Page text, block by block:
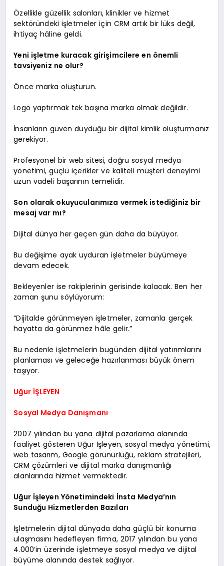
Özellikle güzellik salonları, klinikler ve hizmet
sektöründeki işletmeler için CRM artık bir lüks değil,
ihtiyaç hâline geldi.
Yeni işletme kuracak girişimcilere en önemli
tavsiyeniz ne olur?
Önce marka oluşturun.
Logo yaptırmak tek başına marka olmak değildir.
İnsanların güven duyduğu bir dijital kimlik oluşturmanız
gerekiyor.
Profesyonel bir web sitesi, doğru sosyal medya
yönetimi, güçlü içerikler ve kaliteli müşteri deneyimi
uzun vadeli başarının temelidir.
Son olarak okuyucularımıza vermek istediğiniz bir
mesaj var mı?
Dijital dünya her geçen gün daha da büyüyor.
Bu değişime ayak uyduran işletmeler büyümeye
devam edecek.
Bekleyenler ise rakiplerinin gerisinde kalacak. Ben her
zaman şunu söylüyorum:
“Dijitalde görünmeyen işletmeler, zamanla gerçek
hayatta da görünmez hâle gelir.”
Bu nedenle işletmelerin bugünden dijital yatırımlarını
planlaması ve geleceğe hazırlanması büyük önem
taşıyor.
Uğur İŞLEYEN
Sosyal Medya Danışmanı
2007 yılından bu yana dijital pazarlama alanında
faaliyet gösteren Uğur İşleyen, sosyal medya yönetimi,
web tasarım, Google görünürlüğü, reklam stratejileri,
CRM çözümleri ve dijital marka danışmanlığı
alanlarında hizmet vermektedir.
Uğur İşleyen Yönetimindeki İnsta Medya’nın
Sunduğu Hizmetlerden Bazıları
İşletmelerin dijital dünyada daha güçlü bir konuma
ulaşmasını hedefleyen firma, 2017 yılından bu yana
4.000’in üzerinde işletmeye sosyal medya ve dijital
büyüme alanında destek sağlıyor.